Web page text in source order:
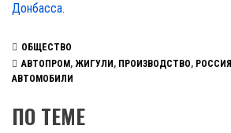
Донбасса.
ОБЩЕСТВО
АВТОПРОМ , ЖИГУЛИ , ПРОИЗВОДСТВО, РОССИЯ
АВТОМОБИЛИ
ПО ТЕМЕ